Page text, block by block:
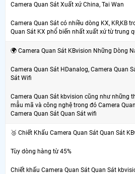
Camera Quan Sát Xuất xứ China, Tai Wan
Camera Quan Sát có nhiều dòng KX, KR,KB
Quan Sát KX phổ biến nhất xuất xứ từ trung
🌍 Camera Quan Sát KBvision Những Dòng
Camera Quan Sát HDanalog, Camera Quan
Sát Wifi
Camera Quan Sát kbvision cũng như những
mẫu mã và công nghệ trong đó Camera
Camera Quan Sát Quan Sát wifi
🥉 Chiết Khấu Camera Quan Sát Quan Sát
Tùy dòng hàng từ 45%
Chiết khấu Camera Quan Sát Quan Sát